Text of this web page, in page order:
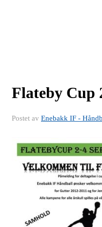
Flateby Cup
Postet av Enebakk IF -